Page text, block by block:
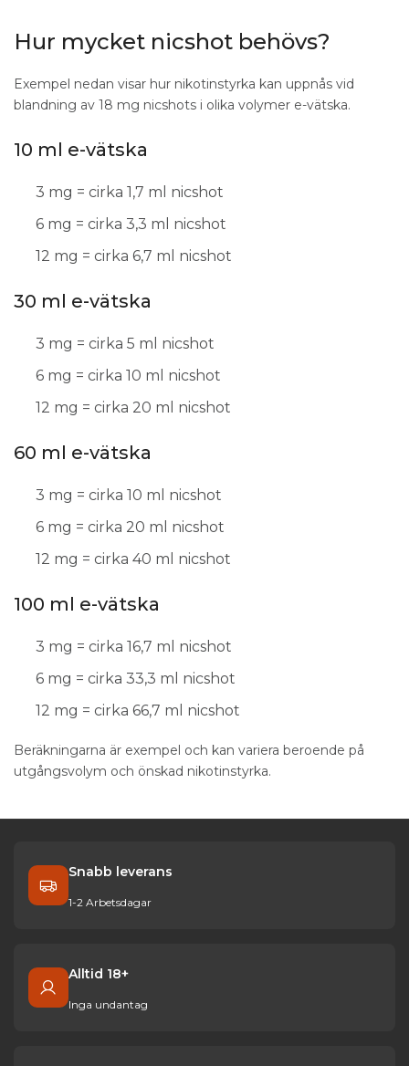
preferenser.
Vad behövs för att blanda e-juice?
tillsammans med aromer och eventuellt nikotin.
underlätta processen, exempelvis
blandningstillbehör.
Läs mer om Basvätska
Hur mycket nicshot behövs?
Exempel nedan visar hur nikotinstyrka kan uppnås vid
blandning av 18 mg nicshots i olika volymer e-vätska.
10 ml e-vätska
3 mg = cirka 1,7 ml nicshot
6 mg = cirka 3,3 ml nicshot
12 mg = cirka 6,7 ml nicshot
30 ml e-vätska
3 mg = cirka 5 ml nicshot
6 mg = cirka 10 ml nicshot
12 mg = cirka 20 ml nicshot
60 ml e-vätska
3 mg = cirka 10 ml nicshot
6 mg = cirka 20 ml nicshot
12 mg = cirka 40 ml nicshot
100 ml e-vätska
3 mg = cirka 16,7 ml nicshot
6 mg = cirka 33,3 ml nicshot
12 mg = cirka 66,7 ml nicshot
Beräkningarna är exempel och kan variera beroende på
utgångsvolym och önskad nikotinstyrka.
Snabb leverans
1-2 Arbetsdagar
Alltid 18+
Inga undantag